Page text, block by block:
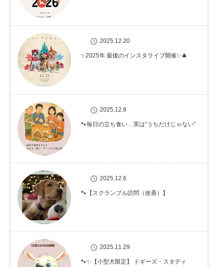
2025.12.20
✨2025年 最後のインスタライブ開催✨🎄
2025.12.8
🐾毎日の立ち食い…実は“うちだけじゃない”
2025.12.6
🐾【スクランブル訪問（改善）】
2025.11.29
🐾✨【小型犬限定】 ドギーズ・スタディ